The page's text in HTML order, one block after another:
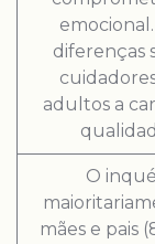
diferenças
adultos a
O
mães e pais